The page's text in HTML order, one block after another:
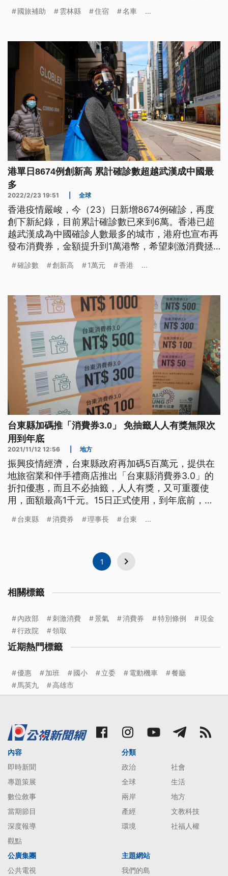
才2小時就幾乎額滿。與此同時，有日籍廉價航空樂
今日開賣，最低的單程票價不到2千元。悠遊國旅／
住宿補助最高1300元 先搶
國旅補助 雲林縣 住宿 名車 ...
港單日8674例創新高 累計確診數超越武漢成中國最
多
2022/2/23 19:51 全球
香港疫情嚴峻，今（23）日新增8674例確診，再度
創下新紀錄，目前累計確診數已來到6萬。香港已超
越武漢成為中國確診人數最多的城市，港府也宣布再
發布消費券，金額提升到1萬港幣，希望刺激消費拯
確診數 創新高 1萬元 香港 ...
台東縣加碼推「消費券3.0」 免抽籤人人有獎無限次
用到年底
2021/11/12 12:56 地方
振興疫情經濟，台東縣政府再加碼5百萬元，提供在
地旅宿業和伴手禮商店推出「台東縣消費券3.0」的
折扣優惠，而且不必抽籤，人人有獎，又可重覆使
用，面額最高1千元。15日正式使用，到年底前，只
商店使用。
台東縣 消費券 理事長 台東 ...
1
相關標籤
內政部 刺激消費 景氣 消費券 特別條例
現金
行政院
領取
近期熱門標籤
優惠 加班 國小 立委 電動機車
餐廳
馬英九
高雄市
內容
即時新聞
專題策展
數位敘事
當期節目
深度報導
觀點
分類
政治
社會
全球
生活
兩岸
地方
產經
文教科技
環境
社福人權
公廣集團
公共電視
主題網站
我們的島